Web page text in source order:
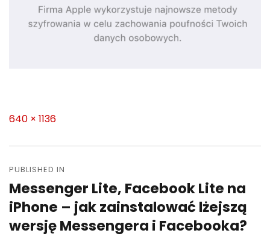
Full
640 × 1136
wpisu
PUBLISHED IN
Messenger Lite, Facebook Lite na
iPhone – jak zainstalować lżejszą
wersję Messengera i Facebooka?